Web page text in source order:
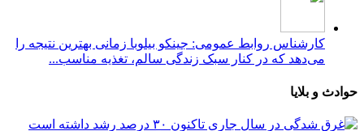
کارشناس روابط عمومی: جینکو بیلوبا زمانی بهترین نتیجه را
می‌دهد که در کنار سبک زندگی سالم، تغذیه مناسب...
حوادث و بلایا